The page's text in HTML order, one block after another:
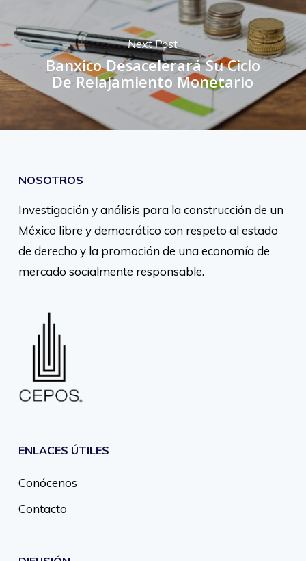
Next Post
Banxico Desacelerará Su Ciclo
De Relajamiento Monetario
NOSOTROS
Investigación y análisis para la construcción de un
México libre y democrático con respeto al estado
de derecho y la promoción de una economía de
mercado socialmente responsable.
ENLACES ÚTILES
Conócenos
Contacto